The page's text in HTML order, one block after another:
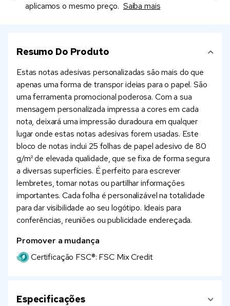
aplicamos o mesmo preço. Saiba mais
Resumo Do Produto
Estas notas adesivas personalizadas são mais do que
apenas uma forma de transpor ideias para o papel. São
uma ferramenta promocional poderosa. Com a sua
mensagem personalizada impressa a cores em cada
nota, deixará uma impressão duradoura em qualquer
lugar onde estas notas adesivas forem usadas. Este
bloco de notas inclui 25 folhas de papel adesivo de 80
g/m² de elevada qualidade, que se fixa de forma segura
a diversas superfícies. É perfeito para escrever
lembretes, tomar notas ou partilhar informações
importantes. Cada folha é personalizável na totalidade
para dar visibilidade ao seu logótipo. Ideais para
conferências, reuniões ou publicidade endereçada.
Promover a mudança
Certificação FSC®: FSC Mix Credit
Especificações